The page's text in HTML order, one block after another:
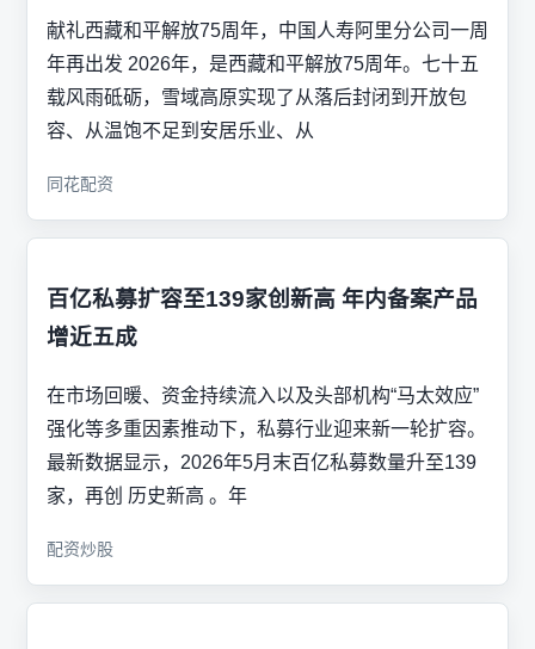
献礼西藏和平解放75周年，中国人寿阿里分公司一周
年再出发 2026年，是西藏和平解放75周年。七十五
载风雨砥砺，雪域高原实现了从落后封闭到开放包
容、从温饱不足到安居乐业、从
同花配资
百亿私募扩容至139家创新高 年内备案产品
增近五成
在市场回暖、资金持续流入以及头部机构“马太效应”
强化等多重因素推动下，私募行业迎来新一轮扩容。
最新数据显示，2026年5月末百亿私募数量升至139
家，再创 历史新高 。年
配资炒股